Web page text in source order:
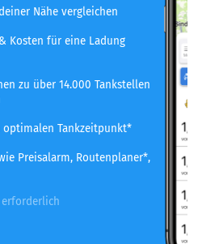
Nähe vergleichen
Kosten für eine Ladung
zu über 14.000 Tankstellen
Tankzeitpunkt*
Preisalarm, Routenplaner*,